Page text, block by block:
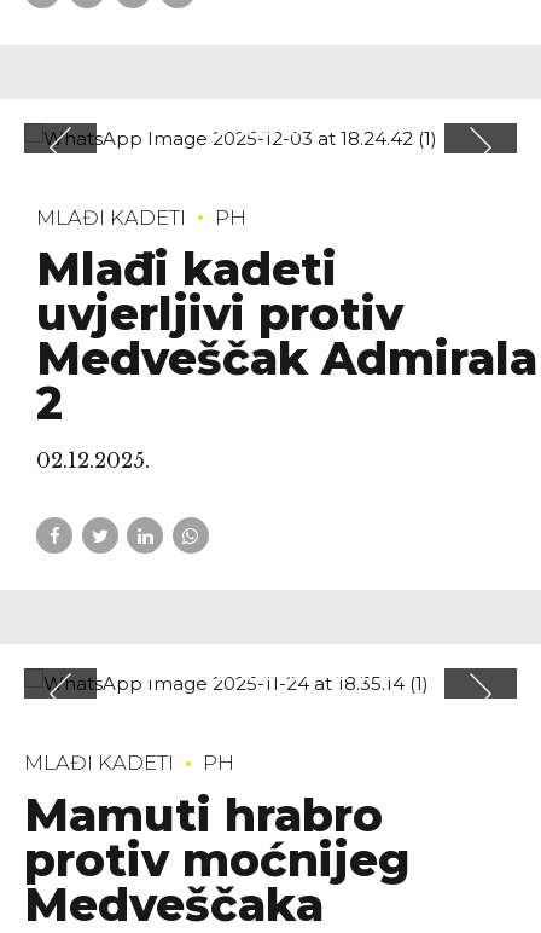
MLAĐI KADETI PH
Mlađi kadeti
uvjerljivi protiv
Medveščak Admirala
2
02.12.2025.
MLAĐI KADETI PH
Mamuti hrabro
protiv moćnijeg
Medveščaka